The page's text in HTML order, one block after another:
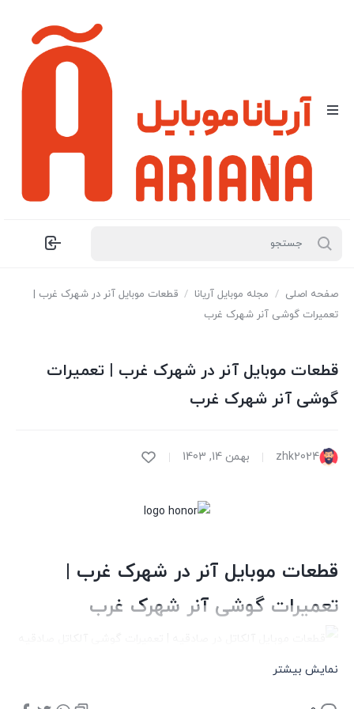
صفحه اصلی / مجله موبایل آریانا / قطعات موبایل آنر در شهرک غرب |
تعمیرات گوشی آنر شهرک غرب
قطعات موبایل آنر در شهرک غرب | تعمیرات
گوشی آنر شهرک غرب
zhk2024 بهمن 14, 1403
قطعات موبایل آنر در شهرک غرب |
تعمیرات گوشی آنر شهرک غرب
چنانچه شما دارای یک عدد گوشی برند آنر هستید و گوشیتان با
نمایش بیشتر
نمایش بیشتر